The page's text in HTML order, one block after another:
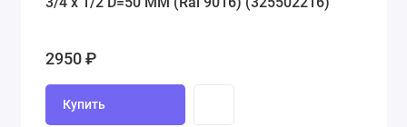
2950 ₽
Купить